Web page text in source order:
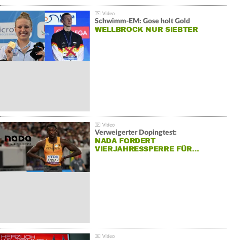
Schwimm-EM: Gose holt Gold
WELLBROCK NUR SIEBTER
Verweigerter Dopingtest:
NADA FORDERT
VIERJAHRESSPERRE FÜR…